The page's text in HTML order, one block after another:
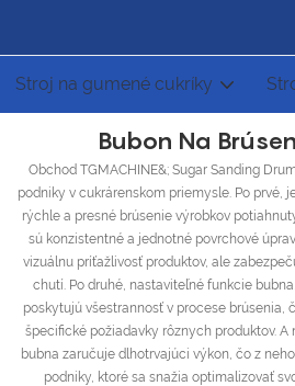
Stroj na gumené cukríky
Bubon Na
Obchod TGMACHINE&; Sugar Sanding
podniky v cukrárenskom priemysle. Po prvé,
rýchle a presné brúsenie výrobkov
sú konzistentné a jednotné povrchové
vizuálnu príťažlivosť produktov, ale
chutí. Po druhé, nastaviteľné funkcie
poskytujú všestrannosť v procese brúsenia,
špecifické požiadavky rôznych produktov. A
bubna zaručuje dlhotrvajúci výkon, čo z
podniky, ktoré sa snažia optimalizovať